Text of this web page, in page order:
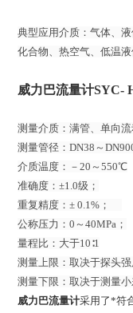
典型应用介质：气体、
化合物、热空气、低温
威力巴流量计SYC-
测量介质：满管、单向
测量管径：DN38～
介质温度：－20～550℃
准确度：±1.0级；
重复精度：± 0.1%；
公称压力：0～40MPa；
量程比：大于10∶1
测量上限：取决于探
测量下限：取决于测量
威力巴流量计采用了*符